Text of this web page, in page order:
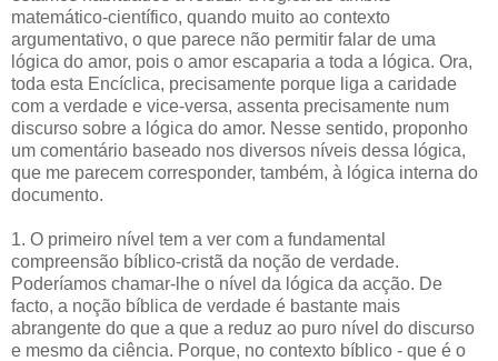
matemático-científico, quando muito ao contexto
argumentativo, o que parece não permitir falar de uma
lógica do amor, pois o amor escaparia a toda a lógica. Ora,
toda esta Encíclica, precisamente porque liga a caridade
com a verdade e vice-versa, assenta precisamente num
discurso sobre a lógica do amor. Nesse sentido, proponho
um comentário baseado nos diversos níveis dessa lógica,
que me parecem corresponder, também, à lógica interna do
documento.
1. O primeiro nível tem a ver com a fundamental
compreensão bíblico-cristã da noção de verdade.
Poderíamos chamar-lhe o nível da lógica da acção. De
facto, a noção bíblica de verdade é bastante mais
abrangente do que a que a reduz ao puro nível do discurso
e mesmo da ciência. Porque, no contexto bíblico - que é o